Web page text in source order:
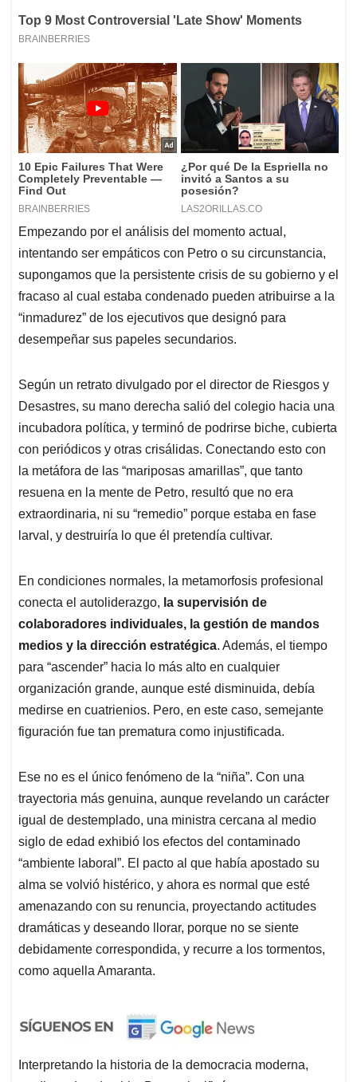
Empezando por el análisis del momento actual,
intentando ser empáticos con Petro o su circunstancia,
supongamos que la persistente crisis de su gobierno y el
fracaso al cual estaba condenado pueden atribuirse a la
“inmadurez” de los ejecutivos que designó para
desempeñar sus papeles secundarios.
Según un retrato divulgado por el director de Riesgos y
Desastres, su mano derecha salió del colegio hacia una
incubadora política, y terminó de podrirse biche, cubierta
con periódicos y otras crisálidas. Conectando esto con
la metáfora de las “mariposas amarillas”, que tanto
resuena en la mente de Petro, resultó que no era
extraordinaria, ni su “remedio” porque estaba en fase
larval, y destruiría lo que él pretendía cultivar.
En condiciones normales, la metamorfosis profesional
conecta el autoliderazgo, la supervisión de
colaboradores individuales, la gestión de mandos
medios y la dirección estratégica. Además, el tiempo
para “ascender” hacia lo más alto en cualquier
organización grande, aunque esté disminuida, debía
medirse en cuatrienios. Pero, en este caso, semejante
figuración fue tan prematura como injustificada.
Ese no es el único fenómeno de la “niña”. Con una
trayectoria más genuina, aunque revelando un carácter
igual de destemplado, una ministra cercana al medio
siglo de edad exhibió los efectos del contaminado
“ambiente laboral”. El pacto al que había apostado su
alma se volvió histérico, y ahora es normal que esté
amenazando con su renuncia, proyectando actitudes
dramáticas y deseando llorar, porque no se siente
debidamente correspondida, y recurre a los tormentos,
como aquella Amaranta.
Interpretando la historia de la democracia moderna,